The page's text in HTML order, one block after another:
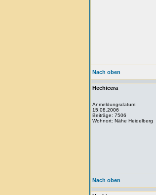
Nach oben
Hechicera
Anmeldungsdatum:
15.08.2006
Beiträge: 7506
Wohnort: Nähe Heidelberg
Nach oben